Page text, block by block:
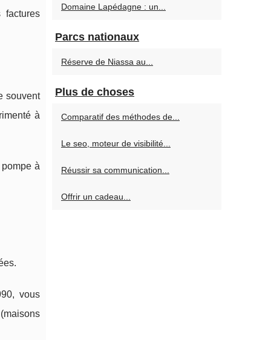
factures
souvent
à
à
vous
Domaine Lapédagne : un...
Parcs nationaux
Réserve de Niassa au...
Plus de choses
Comparatif des méthodes de...
Le seo, moteur de visibilité...
Réussir sa communication...
Offrir un cadeau...